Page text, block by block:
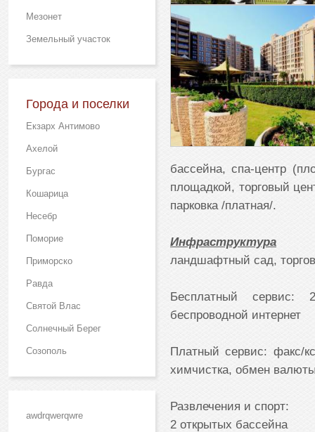
Мезонет
Земельный участок
Города и поселки
Екзарх Антимово
Ахелой
Бургас
Кошарица
Несебр
Поморие
Приморско
Равда
Святой Влас
Солнечный Берег
Созополь
awdrqwerqwre
бассейна, спа-центр
площадкой, торговый
парковка /платная/.
Инфраструктура
ландшафтный сад,
Бесплатный сервис:
беспроводной интернет
Платный сервис: факс/
химчистка, обмен
Развлечения и спорт:
2 открытых бассейна